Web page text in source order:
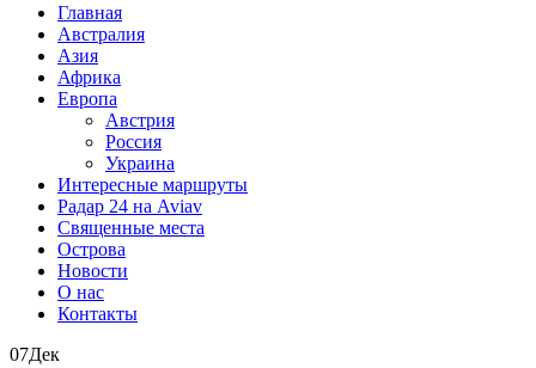
Главная
Австралия
Азия
Африка
Европа
Австрия
Россия
Украина
Интересные маршруты
Радар 24 на Aviav
Священные места
Острова
Новости
О нас
Контакты
07Дек